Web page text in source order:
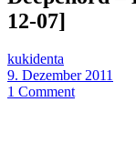
12-07]
kukidenta
9. Dezember 2011
1 Comment